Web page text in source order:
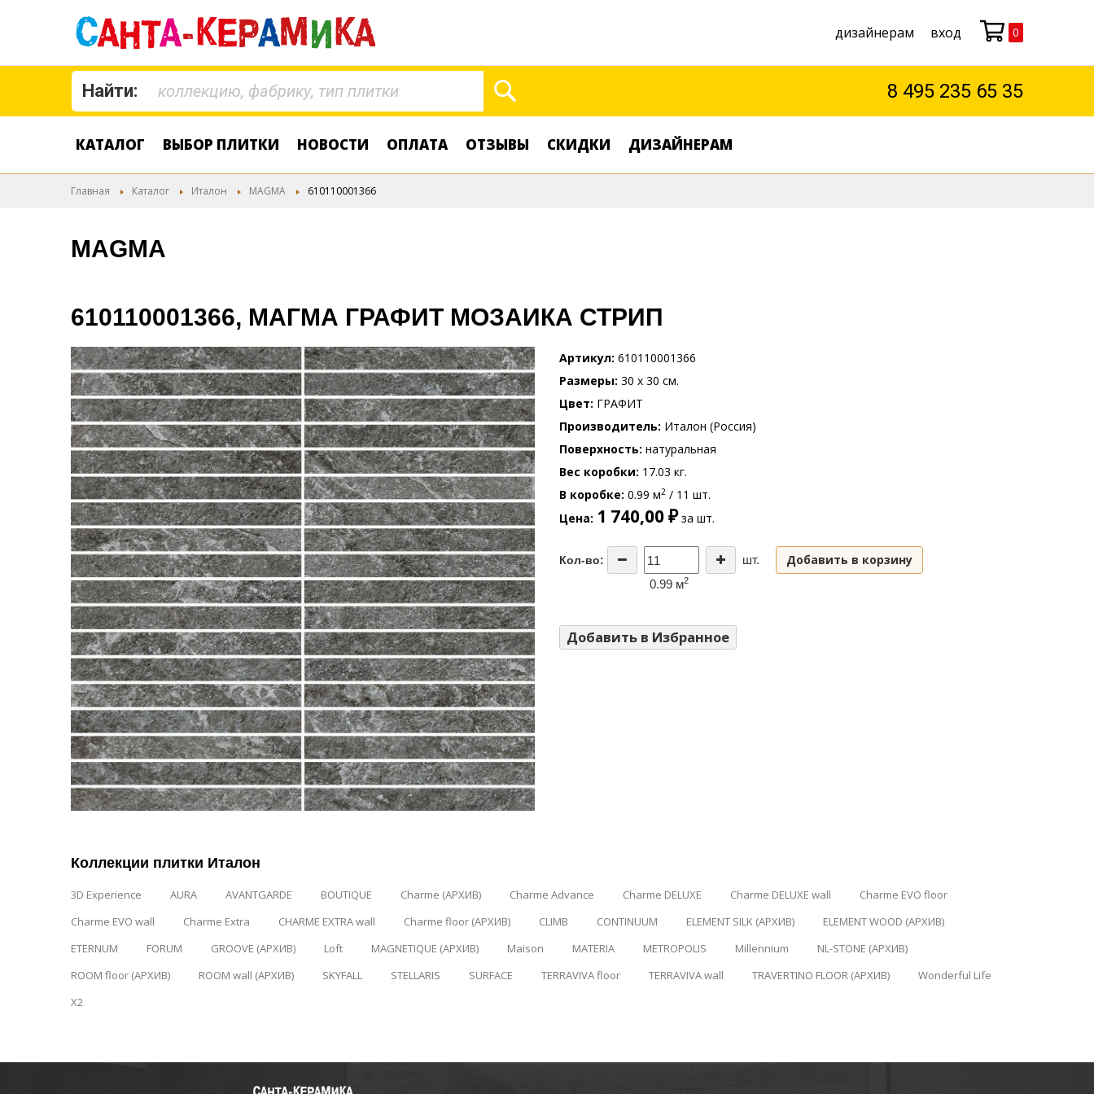
дизайнерам вход Моя корзина
0
Найти: 8 495 235 65 35
КАТАЛОГ ВЫБОР ПЛИТКИ НОВОСТИ ОПЛАТА ОТЗЫВЫ СКИДКИ ДИЗАЙНЕРАМ
Главная Каталог Италон MAGMA 610110001366
MAGMA
610110001366, МАГМА ГРАФИТ МОЗАИКА СТРИП
Артикул 610110001366
Размеры 30 x 30 см.
Цвет ГРАФИТ
Производитель Италон (Россия)
Поверхность натуральная
Вес коробки 17.03 кг.
В коробке 0.99 м2 / 11 шт.
Цена 1 740,00 ₽за шт.
Кол-во:
шт.
0.99 м2
Добавить в корзину
Добавить в Избранное
Коллекции плитки Италон
3D Experience AURA AVANTGARDE BOUTIQUE Charme (АРХИВ) Charme Advance Charme DELUXE Charme DELUXE wall
Charme EVO floor
Charme EVO wall
Charme Extra CHARME EXTRA wall Charme floor (АРХИВ) CLIMB CONTINUUM ELEMENT SILK (АРХИВ)
ELEMENT WOOD (АРХИВ)
ETERNUM
FORUM GROOVE (АРХИВ) Loft MAGNETIQUE (АРХИВ) Maison MATERIA METROPOLIS Millennium
NL-STONE (АРХИВ)
ROOM floor (АРХИВ)
ROOM wall (АРХИВ) SKYFALL STELLARIS SURFACE TERRAVIVA floor TERRAVIVA wall TRAVERTINO FLOOR (АРХИВ)
Wonderful Life
X2